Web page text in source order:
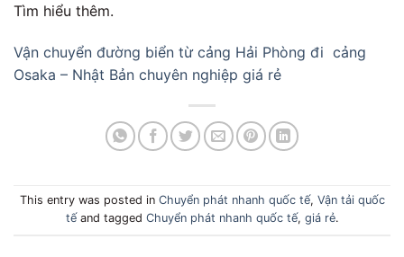
Tìm hiểu thêm.
Vận chuyển đường biển từ cảng Hải Phòng đi cảng
Osaka – Nhật Bản chuyên nghiệp giá rẻ
This entry was posted in Chuyển phát nhanh quốc tế, Vận tải quốc
tếand tagged Chuyển phát nhanh quốc tế, giá rẻ.